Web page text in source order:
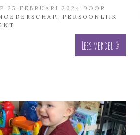
25 FEBRUARI 2024 DOOR
, PERSOONLIJK
Lees verder »